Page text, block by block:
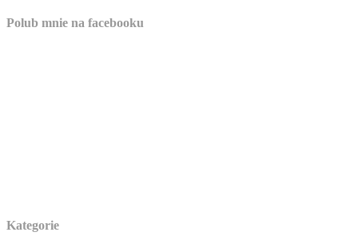
Polub mnie na facebooku
Kategorie